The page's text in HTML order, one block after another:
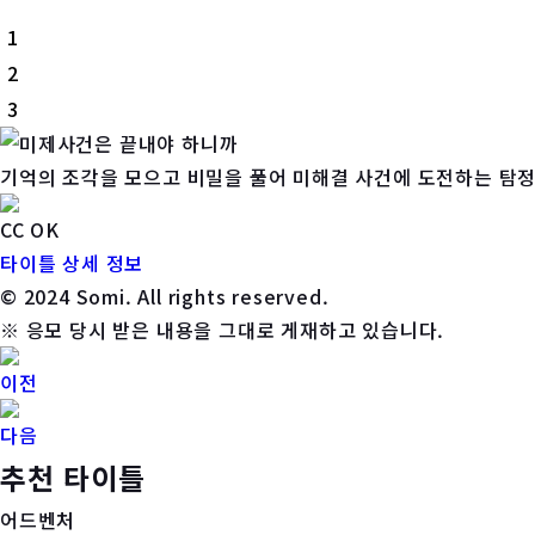
1
2
3
기억의 조각을 모으고 비밀을 풀어 미해결 사건에 도전하는 탐
CC OK
타이틀 상세 정보
© 2024 Somi. All rights reserved.
※ 응모 당시 받은 내용을 그대로 게재하고 있습니다.
이전
다음
추천 타이틀
어드벤처